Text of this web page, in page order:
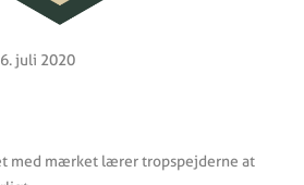
juli 2020
med mærket lærer tropspejderne at